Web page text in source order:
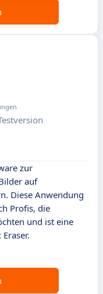
zur
auf
Diese Anwendung
Profis, die
und ist eine